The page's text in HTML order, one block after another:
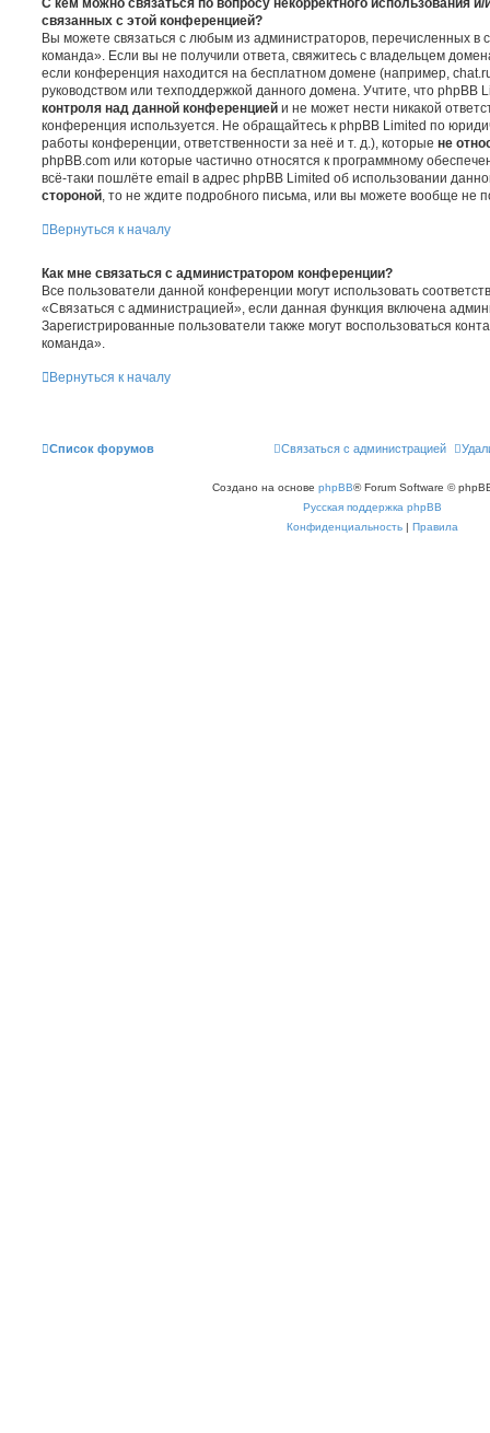
связанных с этой конференцией?
Вы можете связаться с любым из администраторов, перечисленных в
команда». Если вы не получили ответа, свяжитесь с владельцем
если конференция находится на бесплатном домене (например,
руководством или техподдержкой данного домена. Учтите, что phpBB
контроля над данной конференцией и не может нести никакой
конференция используется. Не обращайтесь к phpBB Limited по
работы конференции, ответственности за неё и т. д.), которые не
phpBB.com или которые частично относятся к программному
всё-таки пошлёте email в адрес phpBB Limited об использовании
стороной , то не ждите подробного письма, или вы можете вообще не
Вернуться к началу
Как мне связаться с администратором конференции?
Все пользователи данной конференции могут использовать
«Связаться с администрацией», если данная функция включена
Зарегистрированные пользователи также могут воспользоваться
команда».
Вернуться к началу
Список форумов Связаться с администрацией
Создано на основе phpBB® Forum Software ©
Русская поддержка phpBB
Конфиденциальность | Правила